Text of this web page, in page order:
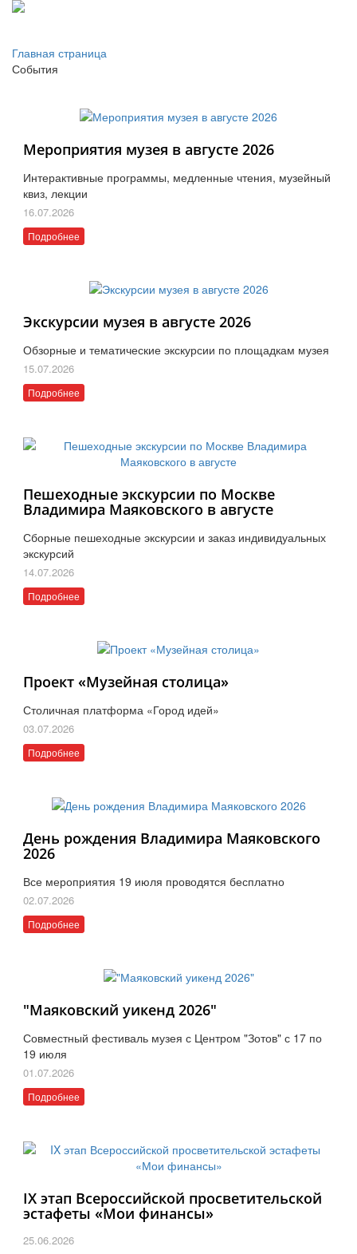
Главная страница
События
Мероприятия музея в августе 2026
Интерактивные программы, медленные чтения, музейный
квиз, лекции
16.07.2026
Подробнее
Экскурсии музея в августе 2026
Обзорные и тематические экскурсии по площадкам музея
15.07.2026
Подробнее
Пешеходные экскурсии по Москве
Владимира Маяковского в августе
Сборные пешеходные экскурсии и заказ индивидуальных
экскурсий
14.07.2026
Подробнее
Проект «Музейная столица»
Столичная платформа «Город идей»
03.07.2026
Подробнее
День рождения Владимира Маяковского
2026
Все мероприятия 19 июля проводятся бесплатно
02.07.2026
Подробнее
"Маяковский уикенд 2026"
Совместный фестиваль музея с Центром "Зотов" с 17 по
19 июля
01.07.2026
Подробнее
IX этап Всероссийской просветительской
эстафеты «Мои финансы»
25.06.2026